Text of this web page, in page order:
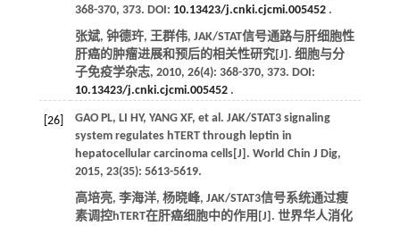
368-370, 373. DOI: 10.13423/j.cnki.cjcmi.005452.
张斌, 钟德玝, 王群伟, JAK/STAT信号通路与肝细胞性
肝癌的肿瘤进展和预后的相关性研究[J]. 细胞与分
子免疫学杂志, 2010, 26(4): 368-370, 373. DOI:
10.13423/j.cnki.cjcmi.005452.
[26] GAO PL, LI HY, YANG XF, et al. JAK/STAT3 signaling
system regulates hTERT through leptin in
hepatocellular carcinoma cells[J]. World Chin J Dig,
2015, 23(35): 5613-5619.
高培亮, 李海洋, 杨晓峰, JAK/STAT3信号系统通过瘦
素调控hTERT在肝癌细胞中的作用[J]. 世界华人消化